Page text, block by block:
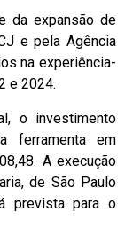
da expansão de
e pela Agência
na experiência-
e 2024.
o investimento
ferramenta em
A execução
de São Paulo
prevista para o